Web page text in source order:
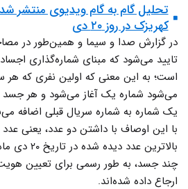
تحلیل گام به گام ویدیوی منتشر
کهریزک در روز ۲۰ دی
در گزارش صدا و سیما و همین‌طور در
تایید می‌شود که مبنای شماره‌گذاری
است؛ به این معنی که اولین نفری که هر
می‌شود شماره یک آغاز می‌شود و هر
یک شماره به شماره سریال قبلی اضافه
با این اوصاف با داشتن دو عدد، یعنی
بالاترین
چند جسد، به طور رسمی برای تعیین
ارجاع داده شده‌اند.